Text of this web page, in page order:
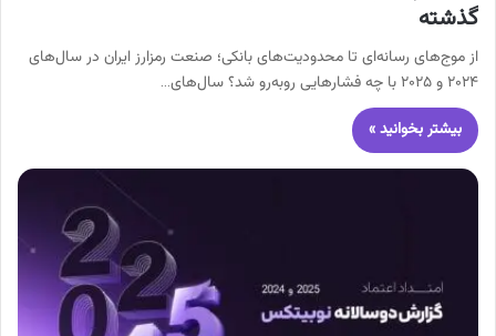
گذشته
از موج‌های رسانه‌ای تا محدودیت‌های بانکی؛ صنعت رمزارز ایران در سال‌های
۲۰۲۴ و ۲۰۲۵ با چه فشارهایی روبه‌رو شد؟ سال‌های…
بیشتر بخوانید »